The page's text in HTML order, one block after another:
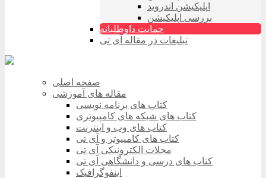
اپلیکیشن اندروید
بررسی اپلیکیشن
حمایت داوطلبانه
تبلیغات در مقاله آی تی
صفحه اصلی
مقاله های آموزشی
کتاب های برنامه نویسی
کتاب های شبکه های کامپیوتری
کتاب های وب و اینترنت
کتاب های کامپیوتر و آی تی
مجلات الکترونیکی آی تی
کتاب های درسی و دانشگاهی آی تی
اینفوگرافیک